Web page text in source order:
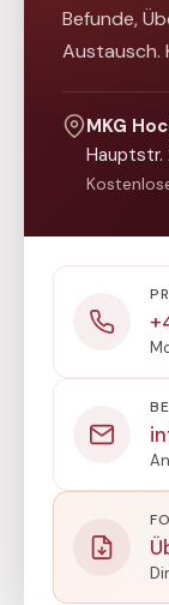
Befunde,
Austausch.
MKG
Hauptstr.